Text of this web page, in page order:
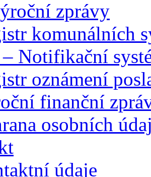
zprávy
komunálních
– Notifikační
oznámení
finanční
osobních
údaje